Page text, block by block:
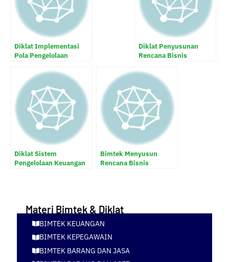
Diklat Implementasi
Pola Pengelolaan
Diklat Penyusunan
Rencana Bisnis
Diklat Sistem
Pengelolaan Keuangan
Bimtek Menyusun
Rencana Bisnis
Materi Bimtek & Diklat
BIMTEK KEUANGAN
BIMTEK KEPEGAWAIN
BIMTEK BARANG DAN JASA